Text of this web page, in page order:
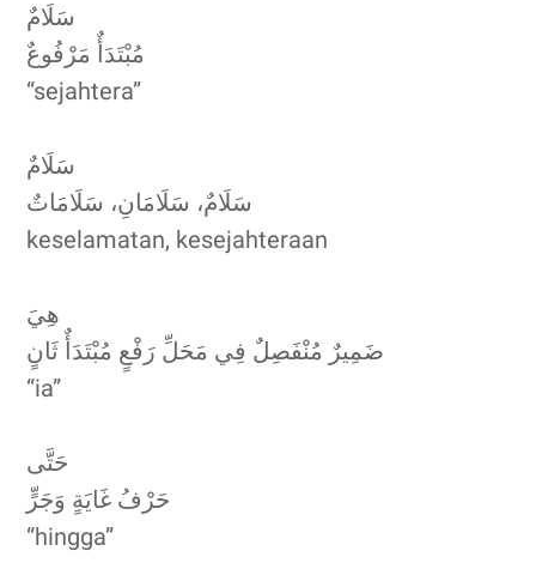
سَلَامٌ
مُبْتَدَأٌ مَرْفُوعٌ
“sejahtera”
سَلَامٌ
سَلَامٌ، سَلَامَانِ، سَلَامَاتٌ
keselamatan, kesejahteraan
هِيَ
ضَمِيرٌ مُنْفَصِلٌ فِي مَحَلِّ رَفْعٍ مُبْتَدَأٌ ثَانٍ
“ia”
حَتَّى
حَرْفُ غَايَةٍ وَجَرٍّ
“hingga”